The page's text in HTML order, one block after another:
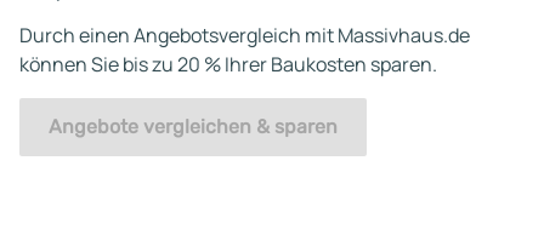
Durch einen Angebotsvergleich mit Massivhaus.de
können Sie bis zu 20 % Ihrer Baukosten sparen.
Angebote vergleichen & sparen